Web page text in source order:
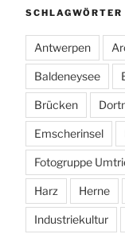
SCHLAGWÖRTER
Antwerpen
Baldeneysee
Brücken
Emscherinsel
Fotogruppe
Harz Herne
Industriekultur